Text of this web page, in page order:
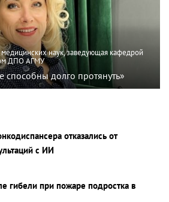
медицинских наук, заведующая кафедрой
ДПО АГМУ
долго протянуть»
отказались от
с ИИ
гибели при пожаре подростка в